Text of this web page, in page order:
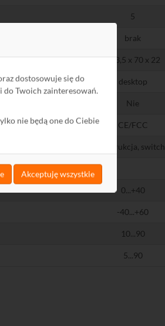
dostosowuje się do
Twoich zainteresowań.
nie będą one do Ciebie
Akceptuję wszystkie
5
brak
103,5 x 70 x 22
desktop
Nie
CE/FCC
instrukcja, switch
0...+40
-40...+60
10...90
5...90